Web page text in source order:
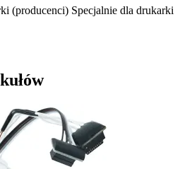
(producenci) Specjalnie dla drukarki